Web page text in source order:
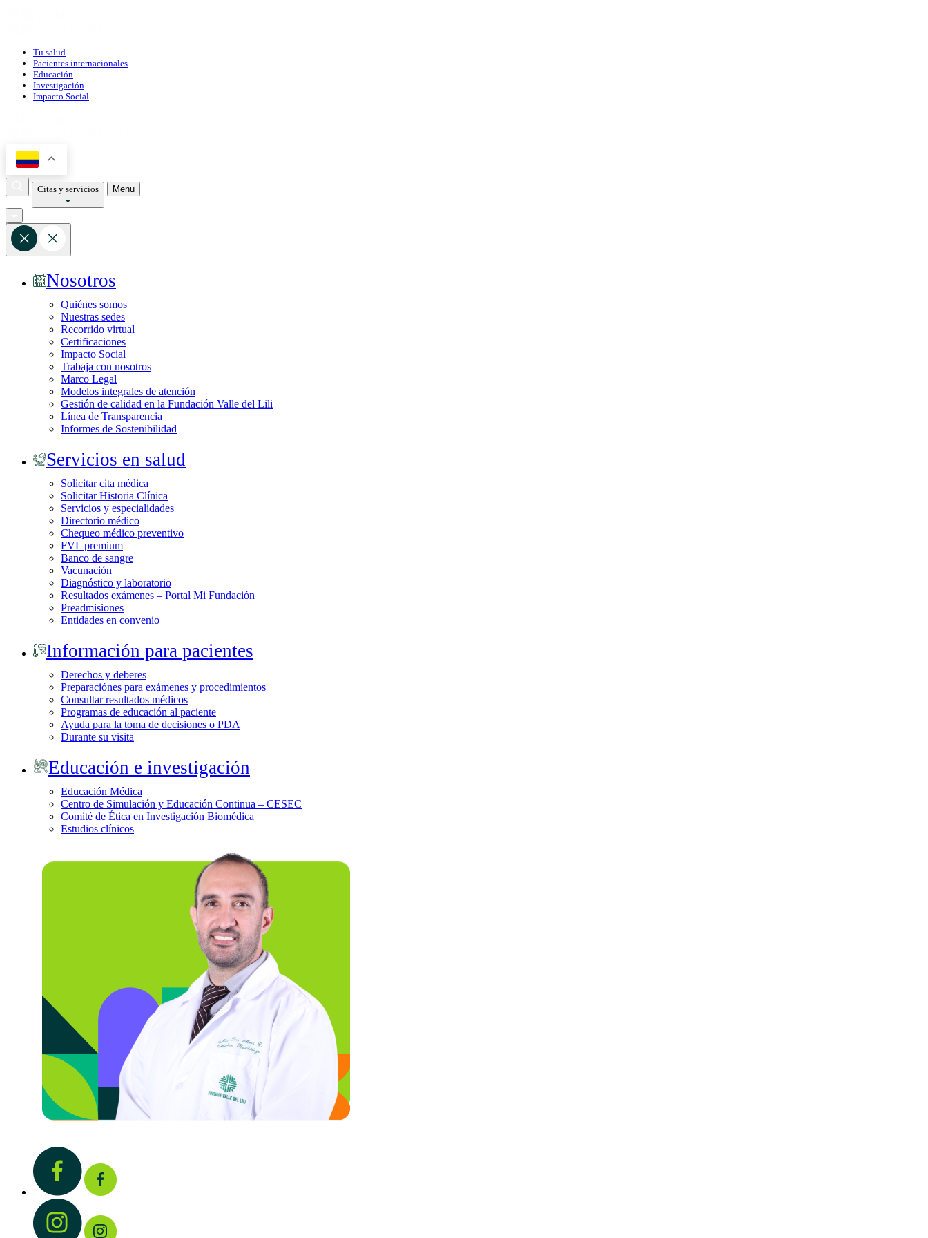
Tu salud
Pacientes internacionales
Educación
Investigación
Impacto Social
Citas y servicios Menu
Nosotros
Quiénes somos
Nuestras sedes
Recorrido virtual
Certificaciones
Impacto Social
Trabaja con nosotros
Marco Legal
Modelos integrales de atención
Gestión de calidad en la Fundación Valle del Lili
Línea de Transparencia
Informes de Sostenibilidad
Servicios en salud
Solicitar cita médica
Solicitar Historia Clínica
Servicios y especialidades
Directorio médico
Chequeo médico preventivo
FVL premium
Banco de sangre
Vacunación
Diagnóstico y laboratorio
Resultados exámenes – Portal Mi Fundación
Preadmisiones
Entidades en convenio
Información para pacientes
Derechos y deberes
Preparaciónes para exámenes y procedimientos
Consultar resultados médicos
Programas de educación al paciente
Ayuda para la toma de decisiones o PDA
Durante su visita
Educación e investigación
Educación Médica
Centro de Simulación y Educación Continua – CESEC
Comité de Ética en Investigación Biomédica
Estudios clínicos